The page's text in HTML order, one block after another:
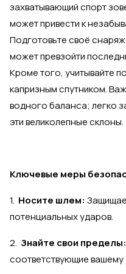
захватывающий спорт
может привести к
Подготовьте своё
может превзойти
Кроме того, учитывайте
капризным спутником.
водного баланса; легко
эти великолепные склоны.
Ключевые меры
1. Носите шлем:
потенциальных ударов.
2. Знайте свои пределы:
соответствующие вашему